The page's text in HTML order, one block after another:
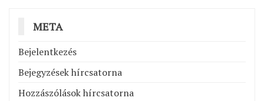
META
Bejelentkezés
Bejegyzések hírcsatorna
Hozzászólások hírcsatorna